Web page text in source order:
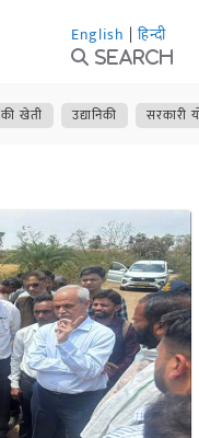
English | हिन्दी
Search
खेती उद्यानिकी सरकारी